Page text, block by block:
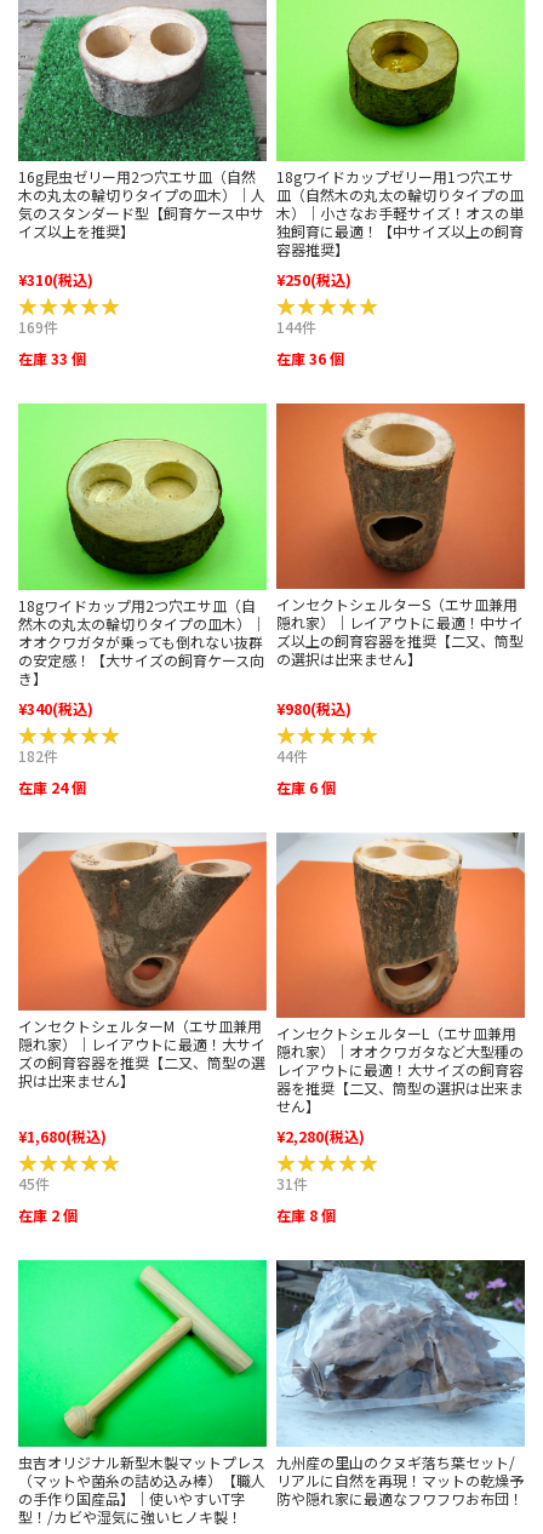
16g昆虫ゼリー用2つ穴エサ皿（自然
木の丸太の輪切りタイプの皿木）｜人
気のスタンダード型【飼育ケース中サ
イズ以上を推奨】
¥310(税込)
★★★★★
★★★★★
169件
在庫 33 個
18gワイドカップゼリー用1つ穴エサ
皿（自然木の丸太の輪切りタイプの皿
木）｜小さなお手軽サイズ！オスの単
独飼育に最適！【中サイズ以上の飼育
容器推奨】
¥250(税込)
★★★★★
★★★★★
144件
在庫 36 個
18gワイドカップ用2つ穴エサ皿（自
然木の丸太の輪切りタイプの皿木）｜
オオクワガタが乗っても倒れない抜群
の安定感！【大サイズの飼育ケース向
き】
¥340(税込)
★★★★★
★★★★★
182件
在庫 24 個
インセクトシェルターS（エサ皿兼用
隠れ家）｜レイアウトに最適！中サイ
ズ以上の飼育容器を推奨【二又、筒型
の選択は出来ません】
¥980(税込)
★★★★★
★★★★★
44件
在庫 6 個
インセクトシェルターM（エサ皿兼用
隠れ家）｜レイアウトに最適！大サイ
ズの飼育容器を推奨【二又、筒型の選
択は出来ません】
¥1,680(税込)
★★★★★
★★★★★
45件
在庫 2 個
インセクトシェルターL（エサ皿兼用
隠れ家）｜オオクワガタなど大型種の
レイアウトに最適！大サイズの飼育容
器を推奨【二又、筒型の選択は出来ま
せん】
¥2,280(税込)
★★★★★
★★★★★
31件
在庫 8 個
虫吉オリジナル新型木製マットプレス
（マットや菌糸の詰め込み棒）【職人
の手作り国産品】｜使いやすいT字
型！/カビや湿気に強いヒノキ製！
九州産の里山のクヌギ落ち葉セット/
リアルに自然を再現！マットの乾燥予
防や隠れ家に最適なフワフワお布団！